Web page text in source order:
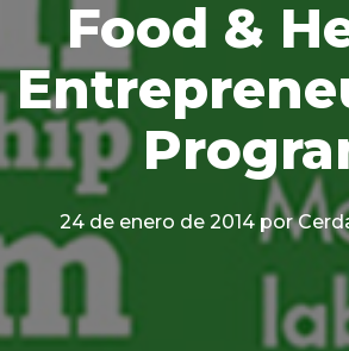
Food &
24 de enero de 2014 por